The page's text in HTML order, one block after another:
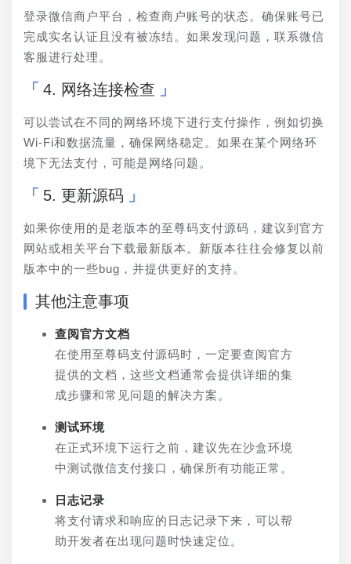
登录微信商户平台，检查商户账号的状态。确保账号已
完成实名认证且没有被冻结。如果发现问题，联系微信
客服进行处理。
4. 网络连接检查
可以尝试在不同的网络环境下进行支付操作，例如切换
Wi-Fi和数据流量，确保网络稳定。如果在某个网络环
境下无法支付，可能是网络问题。
5. 更新源码
如果你使用的是老版本的至尊码支付源码，建议到官方
网站或相关平台下载最新版本。新版本往往会修复以前
版本中的一些bug，并提供更好的支持。
其他注意事项
查阅官方文档
在使用至尊码支付源码时，一定要查阅官方
提供的文档，这些文档通常会提供详细的集
成步骤和常见问题的解决方案。
测试环境
在正式环境下运行之前，建议先在沙盒环境
中测试微信支付接口，确保所有功能正常。
日志记录
将支付请求和响应的日志记录下来，可以帮
助开发者在出现问题时快速定位。